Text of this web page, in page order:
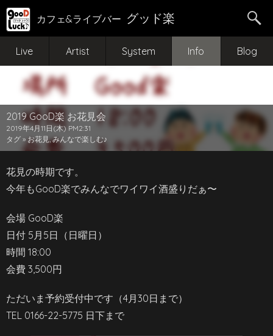
カフェ&ライブバー グッド楽
Live Artist System Info Blog
2019 GooD楽 お花見会
2019年4月11日(木) PM2:31
タグ » お花見,みんなで楽しむ♪
花見の時期です。
今年もGooD楽でみんなでワイワイ酒盛りだぁ〜
会場 GooD楽
日付 5月5日（日曜日）
時間 18:00
会費 3,500円
ただいま予約受付中です（4月30日まで）
TEL 0166-22-5775 日下まで